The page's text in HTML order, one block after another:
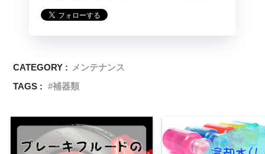
CATEGORY : メンテナンス
TAGS :
補器類